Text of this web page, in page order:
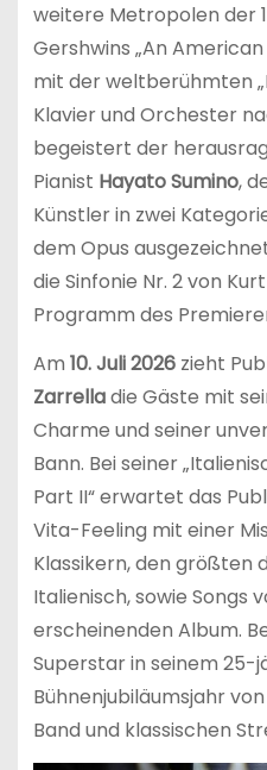
weitere Metropolen der
Gershwins „An
mit der weltberühmten
Klavier und Orchester
begeistert der
Pianist Hayato Sumino,
Künstler in zwei
dem Opus
die Sinfonie Nr. 2 von
Programm des
Am 10. Juli 2026zieht
Zarrelladie Gäste mit
Charme und seiner
Bann. Bei seiner
Part II“ erwartet das
Vita-Feeling mit einer
Klassikern, den größten
Italienisch, sowie Songs
erscheinenden Album.
Superstar in seinem 25-
Bühnenjubiläumsjahr
Band und klassischen